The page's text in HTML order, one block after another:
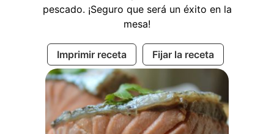
pescado. ¡Seguro que será un éxito en la
mesa!
Imprimir receta Fijar la receta